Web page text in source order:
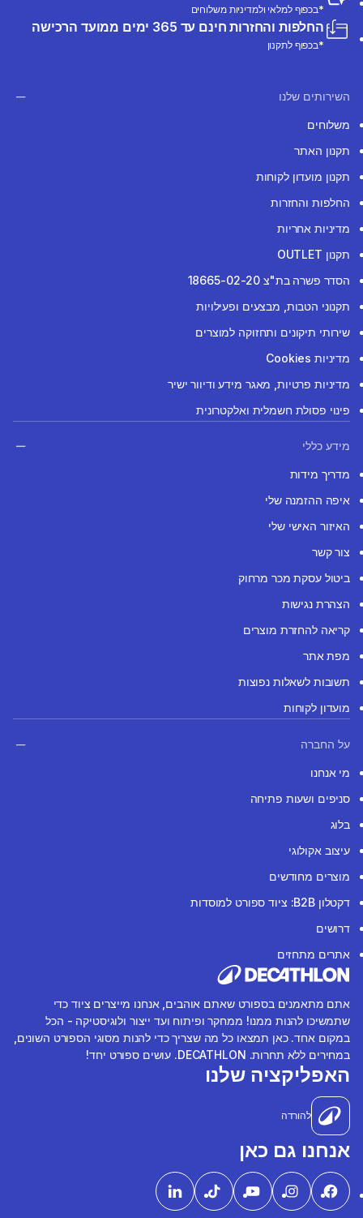
*בכפוף למלאי ולמדיניות משלוחים
החלפות והחזרות חינם עד 365 ימים ממועד הרכישה
*בכפוף לתקנון
השירותים שלנו
משלוחים
תקנון האתר
תקנון מועדון לקוחות
החלפות והחזרות
מדיניות אחריות
תקנון OUTLET
הסדר פשרה בת"צ 18665-02-20
תקנוני הטבות, מבצעים ופעילויות
שירותי תיקונים ותחזוקה למוצרים
מדיניות Cookies
מדיניות פרטיות, מאגר מידע ודיוור ישיר
פינוי פסולת חשמלית ואלקטרונית
מידע כללי
מדריך מידות
איפה ההזמנה שלי
האיזור האישי שלי
צור קשר
ביטול עסקת מכר מרחוק
הצהרת נגישות
קריאה להחזרת מוצרים
מפת אתר
תשובות לשאלות נפוצות
מועדון לקוחות
על החברה
מי אנחנו
סניפים ושעות פתיחה
בלוג
עיצוב אקולוגי
מוצרים מחודשים
דקטלון B2B: ציוד ספורט למוסדות
דרושים
אתרים מתחזים
אתם מתאמנים בספורט שאתם אוהבים, אנחנו מייצרים ציוד כדי
שתמשיכו להנות ממנו! ממחקר ופיתוח ועד ייצור ולוגיסטיקה - הכל
במקום אחד. כאן תמצאו כל מה שצריך כדי להנות מסוגי הספורט השונים,
במחירים ללא תחרות. DECATHLON. עושים ספורט יחד!
האפליקציה שלנו
להורדה
אנחנו גם כאן